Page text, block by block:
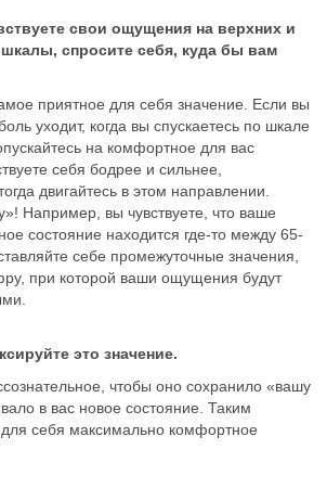
свои ощущения на верхних и
шкалы, спросите себя, куда бы вам
приятное для себя значение. Если вы
уходит, когда вы спускаетесь по шкале
на комфортное для вас
себя бодрее и сильнее,
двигайтесь в этом направлении.
Например, вы чувствуете, что ваше
состояние находится где-то между 65-
себе промежуточные значения,
при которой ваши ощущения будут
это значение.
чтобы оно сохранило «вашу
в вас новое состояние. Таким
себя максимально комфортное